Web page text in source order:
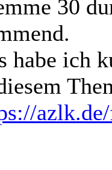
30
habe ich